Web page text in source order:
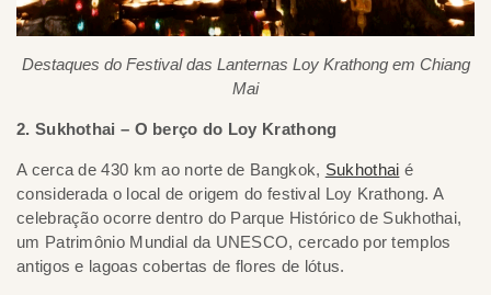
Destaques do Festival das Lanternas Loy Krathong em Chiang
Mai
2. Sukhothai – O berço do Loy Krathong
A cerca de 430 km ao norte de Bangkok, Sukhothai é
considerada o local de origem do festival Loy Krathong. A
celebração ocorre dentro do Parque Histórico de Sukhothai,
um Patrimônio Mundial da UNESCO, cercado por templos
antigos e lagoas cobertas de flores de lótus.